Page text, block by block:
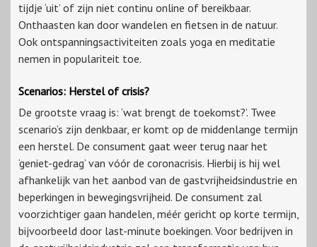
tijdje ‘uit’ of zijn niet continu online of bereikbaar.
Onthaasten kan door wandelen en fietsen in de natuur.
Ook ontspanningsactiviteiten zoals yoga en meditatie
nemen in populariteit toe.
Scenarios: Herstel of crisis?
De grootste vraag is: ‘wat brengt de toekomst?’. Twee
scenario’s zijn denkbaar, er komt op de middenlange termijn
een herstel. De consument gaat weer terug naar het
‘geniet-gedrag’ van vóór de coronacrisis. Hierbij is hij wel
afhankelijk van het aanbod van de gastvrijheidsindustrie en
beperkingen in bewegingsvrijheid. De consument zal
voorzichtiger gaan handelen, méér gericht op korte termijn,
bijvoorbeeld door last-minute boekingen. Voor bedrijven in